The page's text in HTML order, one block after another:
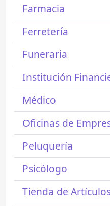
Farmacia
Ferretería
Funeraria
Institución
Médico
Oficinas de
Peluquería
Psicólogo
Tienda de